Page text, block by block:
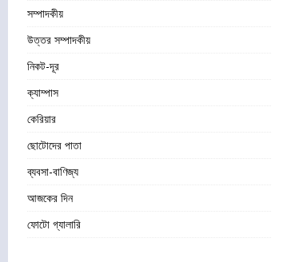
সম্পাদকীয়
উত্তর সম্পাদকীয়
নিকট-দূর
ক্যাম্পাস
কেরিয়ার
ছোটোদের পাতা
ব্যবসা-বাণিজ্য
আজকের দিন
ফোটো গ্যালারি